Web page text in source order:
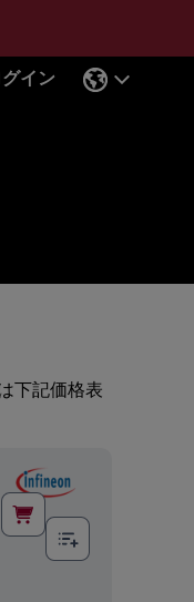
グイン
下記価格表